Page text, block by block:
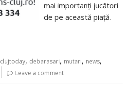
mai importanţi jucători
de pe această piaţă.
clujtoday, debarasari, mutari, news,
Leave a comment